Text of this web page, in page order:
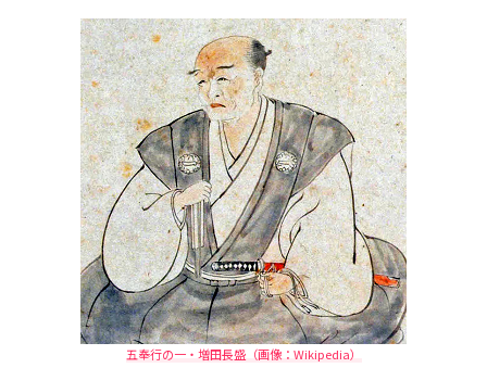
五奉行の一・増田長盛（画像：Wikipedia）